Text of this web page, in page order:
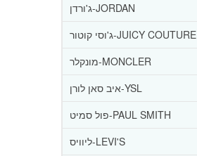
ג'ורדן-JORDAN
ג'וסי קוטור-JUICY COUTURE
מונקלר-MONCLER
איב סאן לורן-YSL
פול סמיט-PAUL SMITH
ליוויס-LEVI'S